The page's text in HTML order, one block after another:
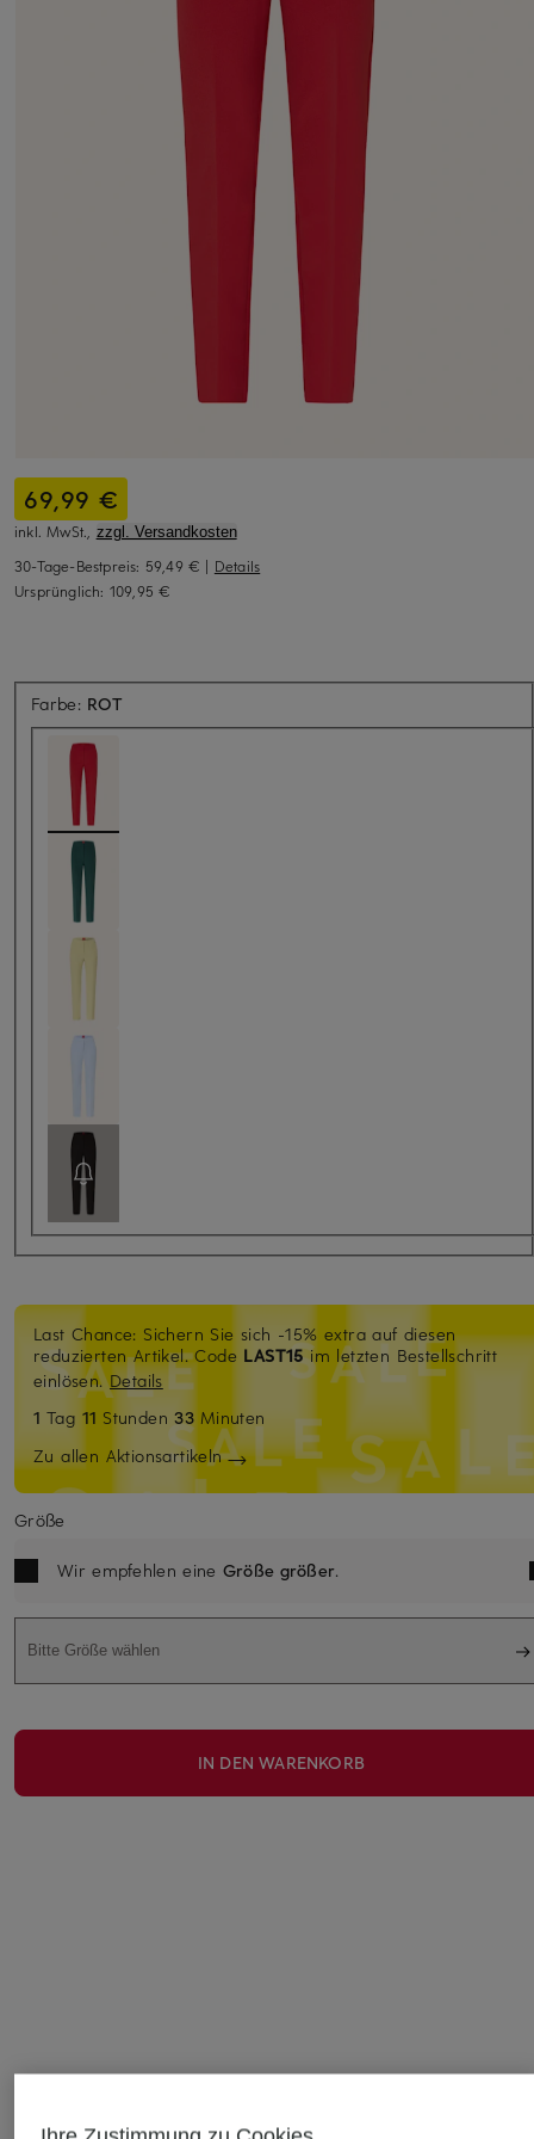
69,99 €
inkl. MwSt., zzgl. Versandkosten
30-Tage-Bestpreis: 59,49 € | Details
Ursprünglich: 109,95 €
Farbe: ROT
Last Chance: Sichern Sie sich -15% extra auf diesen
reduzierten Artikel. Code LAST15im letzten Bestellschritt
einlösen.Details
1 Tag 11 Stunden33 Minuten
Zu allen Aktionsartikeln
Größe
Wir empfehlen eine Größe größer.
Bitte Größe wählen
IN DEN WARENKORB